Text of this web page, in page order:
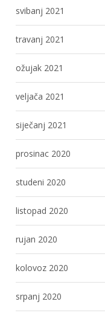
svibanj 2021
travanj 2021
ožujak 2021
veljača 2021
siječanj 2021
prosinac 2020
studeni 2020
listopad 2020
rujan 2020
kolovoz 2020
srpanj 2020